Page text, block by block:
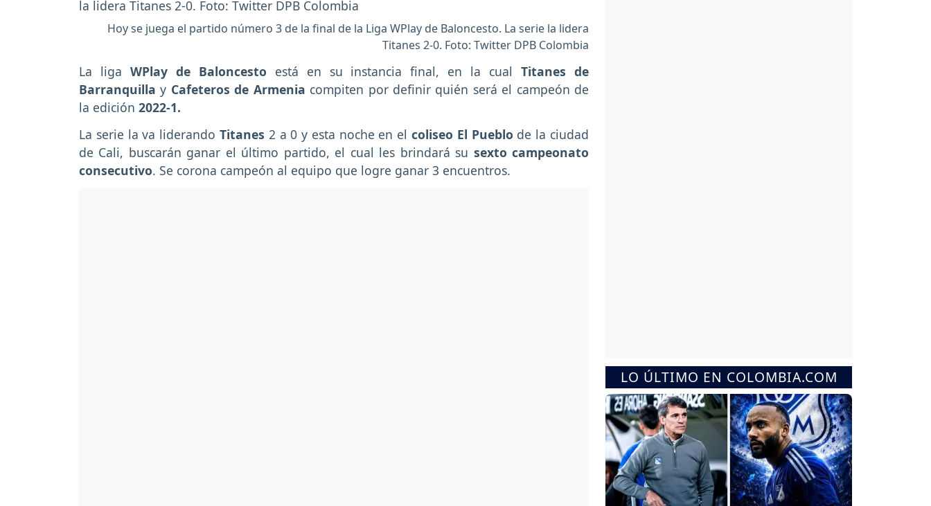
Hoy se juega el partido número 3 de la final de la Liga WPlay de Baloncesto. La serie la lidera
Titanes 2-0. Foto: Twitter DPB Colombia
La liga WPlay de Baloncesto está en su instancia final, en la cualTitanes de
Barranquilla y Cafeteros de Armenia compiten por definir quién será el campeón de
la edición 2022-1.
La serie la va liderando Titanes 2 a 0 y esta noche en elcoliseo El Pueblo de la ciudad
de Cali, buscarán ganar el último partido, el cual les brindará su sexto campeonato
consecutivo. Se corona campeón al equipo que logre ganar 3 encuentros.
LO ÚLTIMO EN COLOMBIA.COM